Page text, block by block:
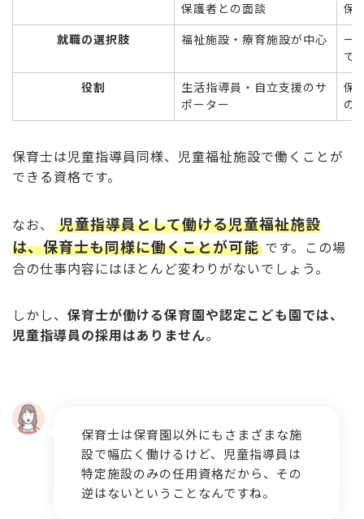
保護者との面談
保
就職の選択肢 福祉施設・療育施設が中心
一
で
役割
生活指導員・自立支援のサ
ポーター
保
の
保育士は児童指導員同様、児童福祉施設で働くことが
できる資格です。
なお、
児童指導員として働ける児童福祉施設
は、保育士も同様に働くことが可能 です。この場
合の仕事内容にはほとんど変わりがないでしょう。
しかし、 保育士が働ける保育園や認定こども園では、
児童指導員の採用はありません。
保育士は保育園以外にもさまざまな施
設で幅広く働けるけど、児童指導員は
特定施設のみの任用資格だから、その
逆はないということなんですね。